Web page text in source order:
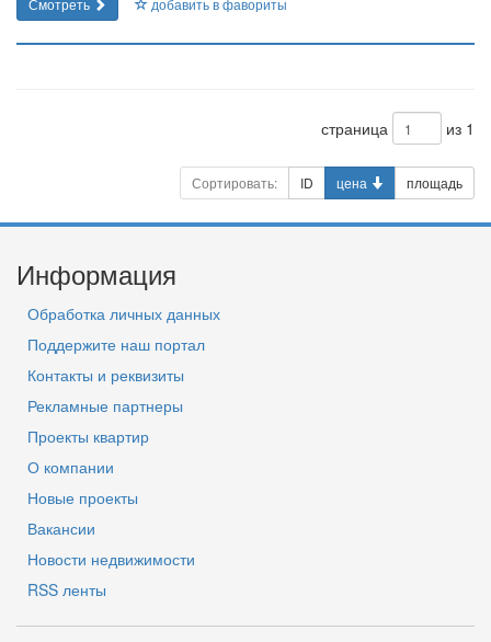
Смотреть добавить в фавориты
страница из 1
Сортировать: ID цена площадь
Информация
Обработка личных данных
Поддержите наш портал
Контакты и реквизиты
Рекламные партнеры
Проекты квартир
О компании
Новые проекты
Вакансии
Новости недвижимости
RSS ленты